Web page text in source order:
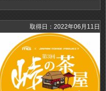
取得日：2022年06月11日